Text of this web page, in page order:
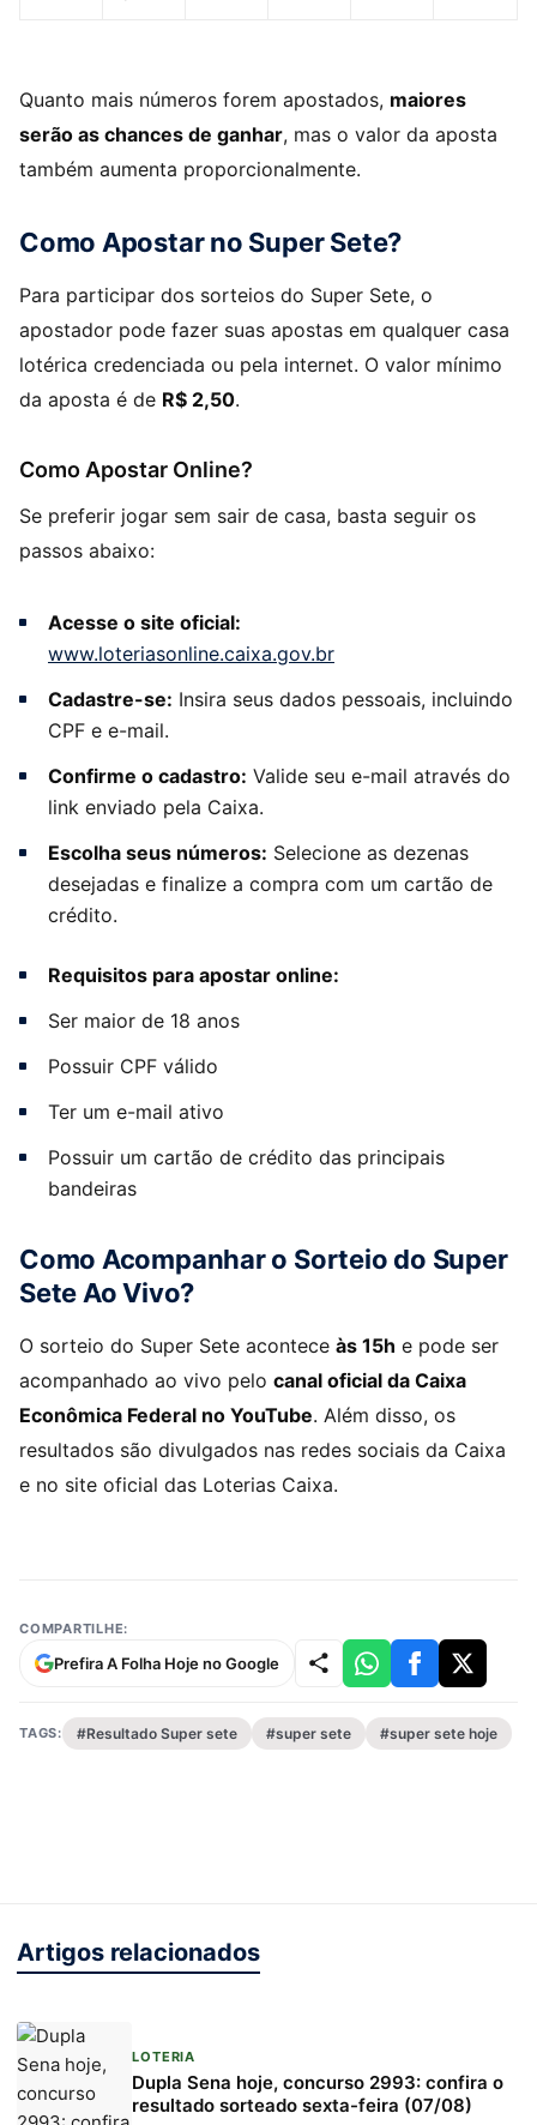
Quanto mais números forem apostados, maiores
serão as chances de ganhar, mas o valor da aposta
também aumenta proporcionalmente.
Como Apostar no Super Sete?
Para participar dos sorteios do Super Sete, o
apostador pode fazer suas apostas em qualquer casa
lotérica credenciada ou pela internet. O valor mínimo
da aposta é de R$ 2,50.
Como Apostar Online?
Se preferir jogar sem sair de casa, basta seguir os
passos abaixo:
Acesse o site oficial:
www.loteriasonline.caixa.gov.br
Cadastre-se: Insira seus dados pessoais, incluindo
CPF e e-mail.
Confirme o cadastro: Valide seu e-mail através do
link enviado pela Caixa.
Escolha seus números: Selecione as dezenas
desejadas e finalize a compra com um cartão de
crédito.
Requisitos para apostar online:
Ser maior de 18 anos
Possuir CPF válido
Ter um e-mail ativo
Possuir um cartão de crédito das principais
bandeiras
Como Acompanhar o Sorteio do Super
Sete Ao Vivo?
O sorteio do Super Sete acontece às 15h e pode ser
acompanhado ao vivo pelo canal oficial da Caixa
Econômica Federal no YouTube. Além disso, os
resultados são divulgados nas redes sociais da Caixa
e no site oficial das Loterias Caixa.
COMPARTILHE:
Prefira A Folha Hoje no Google
TAGS: #Resultado Super sete #super sete #super sete hoje
Artigos relacionados
LOTERIA
Dupla Sena hoje, concurso 2993: confira o
resultado sorteado sexta-feira (07/08)